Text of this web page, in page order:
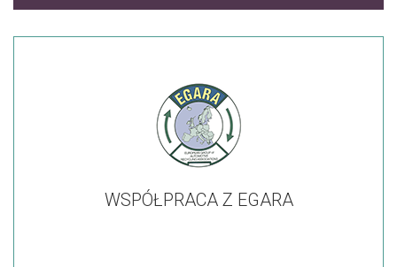
WSPÓŁPRACA Z EGARA